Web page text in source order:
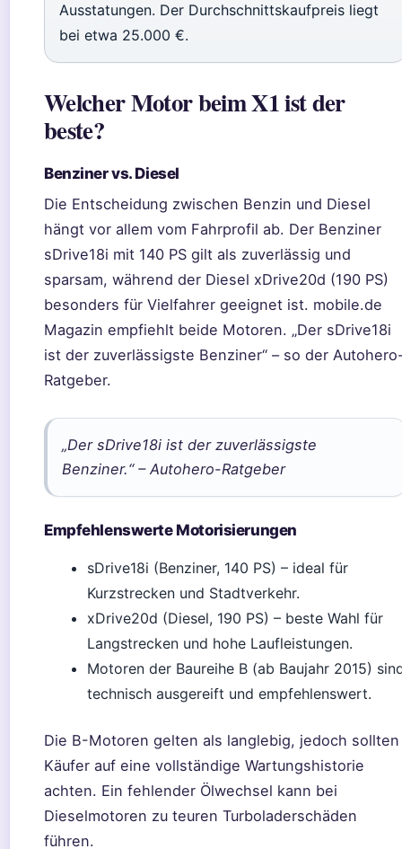
Ausstatungen. Der Durchschnittskaufpreis liegt
bei etwa 25.000 €.
Welcher Motor beim X1 ist der
beste?
Benziner vs. Diesel
Die Entscheidung zwischen Benzin und Diesel
hängt vor allem vom Fahrprofil ab. Der Benziner
sDrive18i mit 140 PS gilt als zuverlässig und
sparsam, während der Diesel xDrive20d (190 PS)
besonders für Vielfahrer geeignet ist. mobile.de
Magazin empfiehlt beide Motoren. „Der sDrive18i
ist der zuverlässigste Benziner“ – so der
Ratgeber.
„Der sDrive18i ist der zuverlässigste
Benziner.“ – Autohero-Ratgeber
Empfehlenswerte Motorisierungen
sDrive18i (Benziner, 140 PS) – ideal für
Kurzstrecken und Stadtverkehr.
xDrive20d (Diesel, 190 PS) – beste Wahl für
Langstrecken und hohe Laufleistungen.
Motoren der Baureihe B (ab Baujahr 2015)
technisch ausgereift und empfehlenswert.
Die B-Motoren gelten als langlebig, jedoch sollten
Käufer auf eine vollständige Wartungshistorie
achten. Ein fehlender Ölwechsel kann bei
Dieselmotoren zu teuren Turboladerschäden
führen.